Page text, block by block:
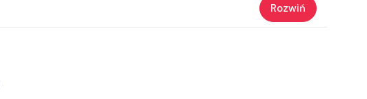
Rozwiń